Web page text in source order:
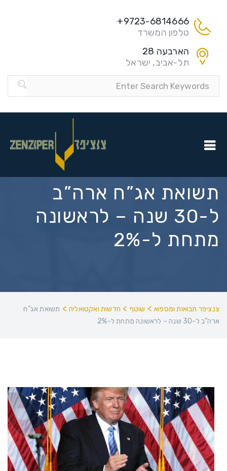
9723-6814666+
טלפון המשרד
הארבעה 28
תל-אביב, ישראל
תשואת אג”ח ארה”ב
ל-30 שנה – לראשונה
מתחת ל-2%
צנציפר תבואות ומספוא > שוטף > חדשות ואקטואליה > תשואת אג”ח
ארה”ב ל-30 שנה – לראשונה מתחת ל-2%